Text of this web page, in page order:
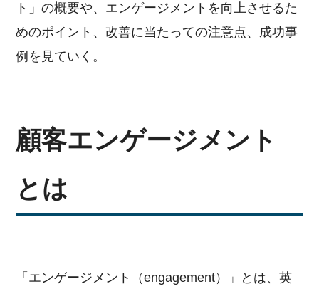
ト」の概要や、エンゲージメントを向上させるた
めのポイント、改善に当たっての注意点、成功事
例を見ていく。
顧客エンゲージメント
とは
「エンゲージメント（engagement）」とは、英